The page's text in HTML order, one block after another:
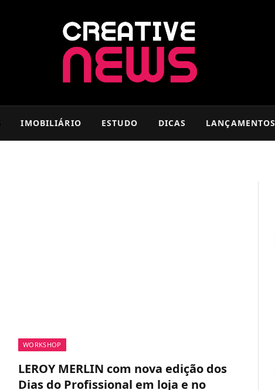
IMOBILIÁRIO ESTUDO DICAS LANÇAMENTOS
WORKSHOP
LEROY MERLIN com nova edição dos
Dias do Profissional em loja e no